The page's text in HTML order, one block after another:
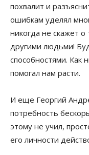
похвалит и
ошибкам уделял
никогда не скажет о
другими людьми!
способностями. Как
помогал нам расти.
И еще Георгий
потребность
этому не учил,
его личности